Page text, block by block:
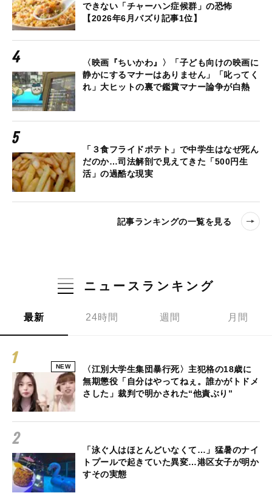
できない「チャーハン症候群」の恐怖
【2026年6月バズり記事1位】
〈映画『ちいかわ』〉「子ども向けの映画に
静かにするマナーはありません」「叱ってく
れ」大ヒットの裏で鑑賞マナー論争が白熱
「３食フライドポテト」で中学生はなぜ死ん
だのか…司法解剖で見えてきた「500円生
活」の過酷な現実
記事ランキングの一覧を見る
ニュースランキング
最新 24時間 週間 月間
NEW
〈江別大学生集団暴行死〉主犯格の18歳に
無期懲役「自分はやってねぇ。誰かがトドメ
さした」裁判で明かされた“他責ぶり”
「泳ぐ人はほとんどいなくて…」猛暑のナイ
トプールで起きていた異変…港区女子が明か
すその実態